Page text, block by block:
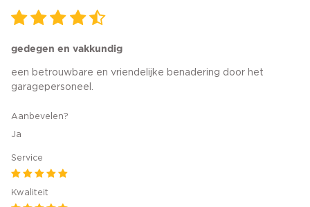
gedegen en vakkundig
een betrouwbare en vriendelijke benadering door het
garagepersoneel.
Aanbevelen?
Ja
Service
Kwaliteit